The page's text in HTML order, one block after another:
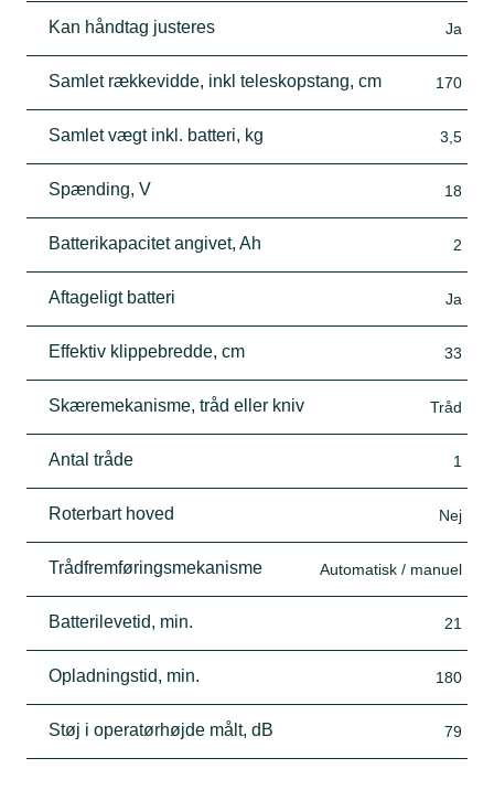
Kan håndtag justeres Ja
Samlet rækkevidde, inkl teleskopstang, cm 170
Samlet vægt inkl. batteri, kg 3,5
Spænding, V 18
Batterikapacitet angivet, Ah 2
Aftageligt batteri Ja
Effektiv klippebredde, cm 33
Skæremekanisme, tråd eller kniv Tråd
Antal tråde 1
Roterbart hoved Nej
Trådfremføringsmekanisme Automatisk / manuel
Batterilevetid, min. 21
Opladningstid, min. 180
Støj i operatørhøjde målt, dB 79